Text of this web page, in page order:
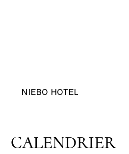
NIEBO HOTEL
CALENDRIER